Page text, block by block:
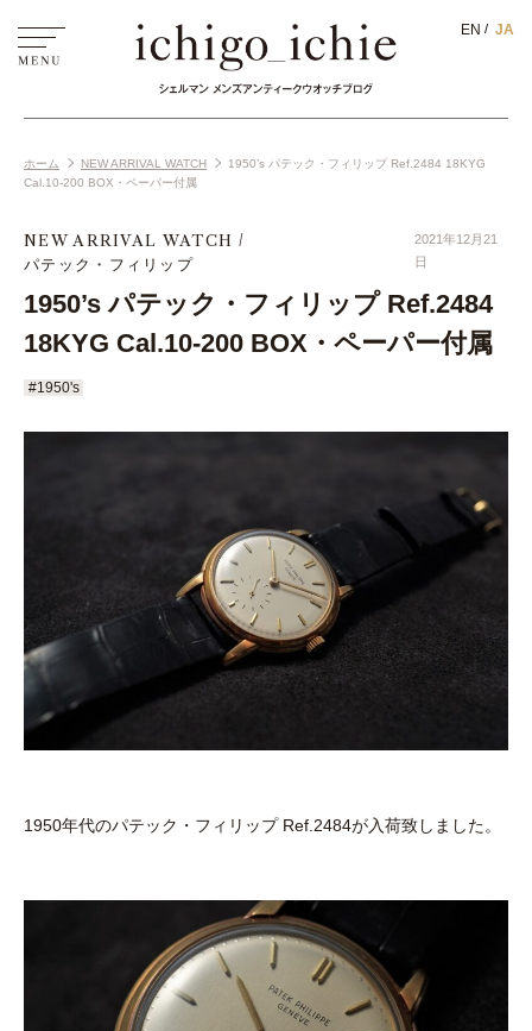
ホーム NEW ARRIVAL WATCH
1950’s パテック・フィリップ Ref.2484 18KYG
Cal.10-200 BOX・ペーパー付属
NEW ARRIVAL WATCH
パテック・フィリップ
2021年12月21
日
1950’s パテック・フィリップ Ref.2484
18KYG Cal.10-200 BOX・ペーパー付属
#1950's
1950年代のパテック・フィリップ Ref.2484が入荷致しました。
EN JA